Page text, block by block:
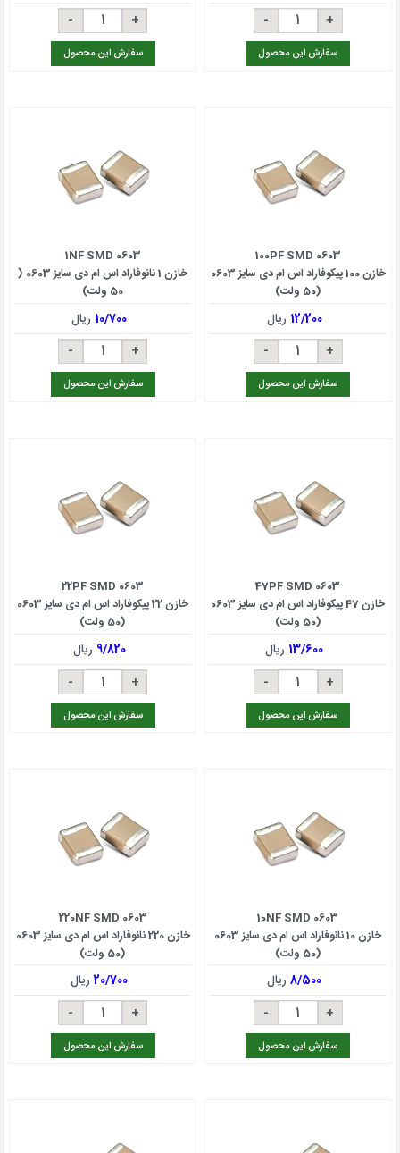
سفارش این محصول سفارش این محصول
100PF SMD 0603
خازن 100 پیکوفاراد اس ام دی سایز 0603
(50 ولت)
12/200 ریال
سفارش این محصول
1NF SMD 0603
خازن 1 نانوفاراد اس ام دی سایز 0603 (
50 ولت)
10/700 ریال
سفارش این محصول
47PF SMD 0603
خازن 47 پیکوفاراد اس ام دی سایز 0603
(50 ولت)
13/600 ریال
سفارش این محصول
22PF SMD 0603
خازن 22 پیکوفاراد اس ام دی سایز 0603
(50 ولت)
9/820 ریال
سفارش این محصول
10NF SMD 0603
خازن 10 نانوفاراد اس ام دی سایز 0603
(50 ولت)
8/500ریال
سفارش این محصول
220NF SMD 0603
خازن 220 نانوفاراد اس ام دی سایز 0603
(50 ولت)
20/700ریال
سفارش این محصول